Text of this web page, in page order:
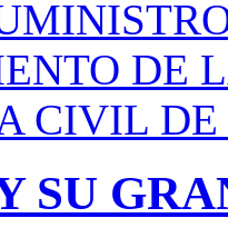
DE
CIVIL DE
SU